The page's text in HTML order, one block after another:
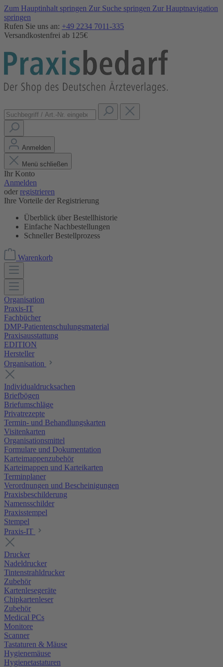
Zum Hauptinhalt springen Zur Suche springen Zur Hauptnavigation
springen
Rufen Sie uns an: +49 2234 7011-335
Versandkostenfrei ab 125€
Anmelden
Menü schließen
Ihr Konto
Anmelden
oder registrieren
Ihre Vorteile der Registrierung
Überblick über Bestellhistorie
Einfache Nachbestellungen
Schneller Bestellprozess
Warenkorb
Organisation
Praxis-IT
Fachbücher
DMP-Patientenschulungsmaterial
Praxisausstattung
EDITION
Hersteller
Organisation
Individualdrucksachen
Briefbögen
Briefumschläge
Privatrezepte
Termin- und Behandlungskarten
Visitenkarten
Organisationsmittel
Formulare und Dokumentation
Karteimappenzubehör
Karteimappen und Karteikarten
Terminplaner
Verordnungen und Bescheinigungen
Praxisbeschilderung
Namensschilder
Praxisstempel
Stempel
Praxis-IT
Drucker
Nadeldrucker
Tintenstrahldrucker
Zubehör
Kartenlesegeräte
Chipkartenleser
Zubehör
Medical PCs
Monitore
Scanner
Tastaturen & Mäuse
Hygienemäuse
Hygienetastaturen